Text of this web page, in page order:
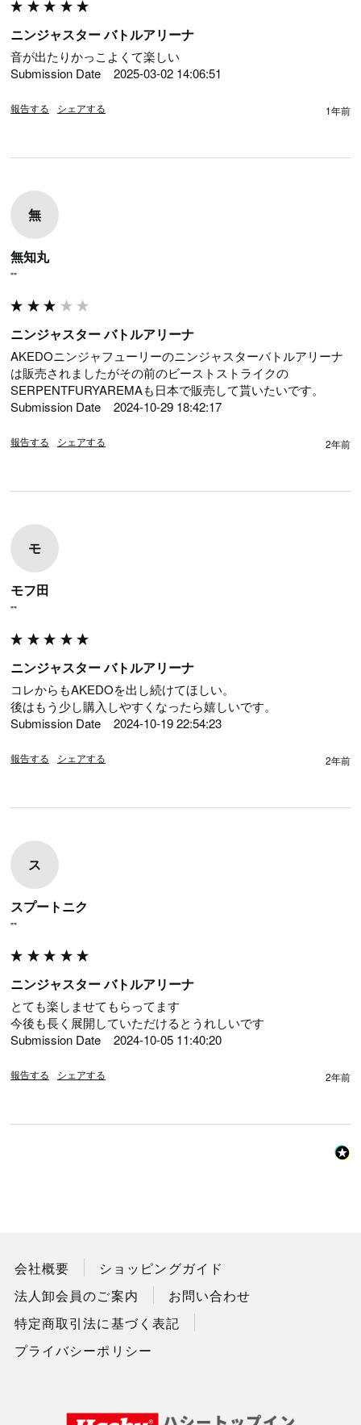
ニンジャスター バトルアリーナ
音が出たりかっこよくて楽しい
Submission Date	2025-03-02 14:06:51
報告する シェアする 1年前
無
無知丸
""
ニンジャスター バトルアリーナ
AKEDOニンジャフューリーのニンジャスターバトルアリーナ
は販売されましたがその前のビーストストライクの
SERPENTFURYAREMAも日本で販売して貰いたいです。
Submission Date	2024-10-29 18:42:17
報告する シェアする 2年前
モ
モフ田
""
ニンジャスター バトルアリーナ
コレからもAKEDOを出し続けてほしい。
後はもう少し購入しやすくなったら嬉しいです。
Submission Date	2024-10-19 22:54:23
報告する シェアする 2年前
ス
スプートニク
""
ニンジャスター バトルアリーナ
とても楽しませてもらってます
今後も長く展開していただけるとうれしいです
Submission Date	2024-10-05 11:40:20
報告する シェアする 2年前
会社概要
ショッピングガイド
法人卸会員のご案内
お問い合わせ
特定商取引法に基づく表記
プライバシーポリシー